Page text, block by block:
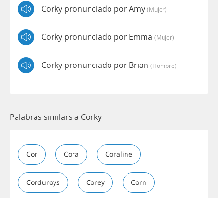
Corky pronunciado por Amy (mujer)
Corky pronunciado por Emma (mujer)
Corky pronunciado por Brian (hombre)
Palabras similars a Corky
Cor Cora Coraline
Corduroys Corey Corn